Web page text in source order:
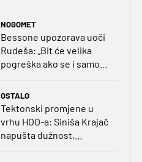
NOGOMET
Bessone upozorava uoči
Rudeša: „Bit će velika
pogreška ako se i samo
OSTALO
Tektonski promjene u
vrhu HOO-a: Siniša Krajač
napušta dužnost,